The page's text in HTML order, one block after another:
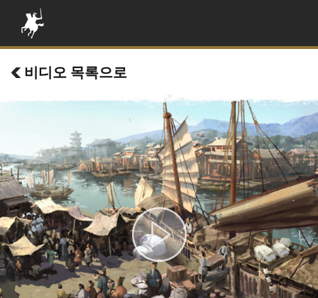
비디오 목록으로